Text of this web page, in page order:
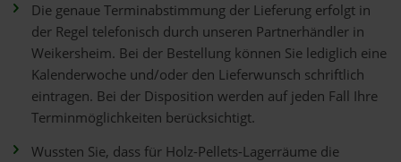
Die genaue Terminabstimmung der Lieferung erfolgt in
der Regel telefonisch durch unseren Partnerhändler in
Weikersheim. Bei der Bestellung können Sie lediglich eine
Kalenderwoche und/oder den Lieferwunsch schriftlich
eintragen. Bei der Disposition werden auf jeden Fall Ihre
Terminmöglichkeiten berücksichtigt.
Wussten Sie, dass für Holz-Pellets-Lagerräume die